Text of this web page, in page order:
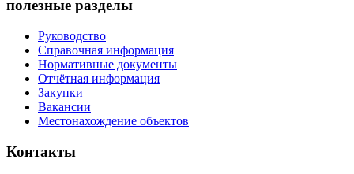
полезные разделы
Руководство
Справочная информация
Нормативные документы
Отчётная информация
Закупки
Вакансии
Местонахождение объектов
Контакты